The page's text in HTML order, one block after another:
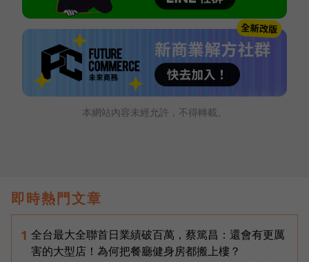
本網站內容未經允許，不得轉載。
即時熱門文章
1 全台最大全聯首日業績破百萬，蔡篤昌：還會有更厲
害的大型店！為何把餐廳健身房都搬上樓？